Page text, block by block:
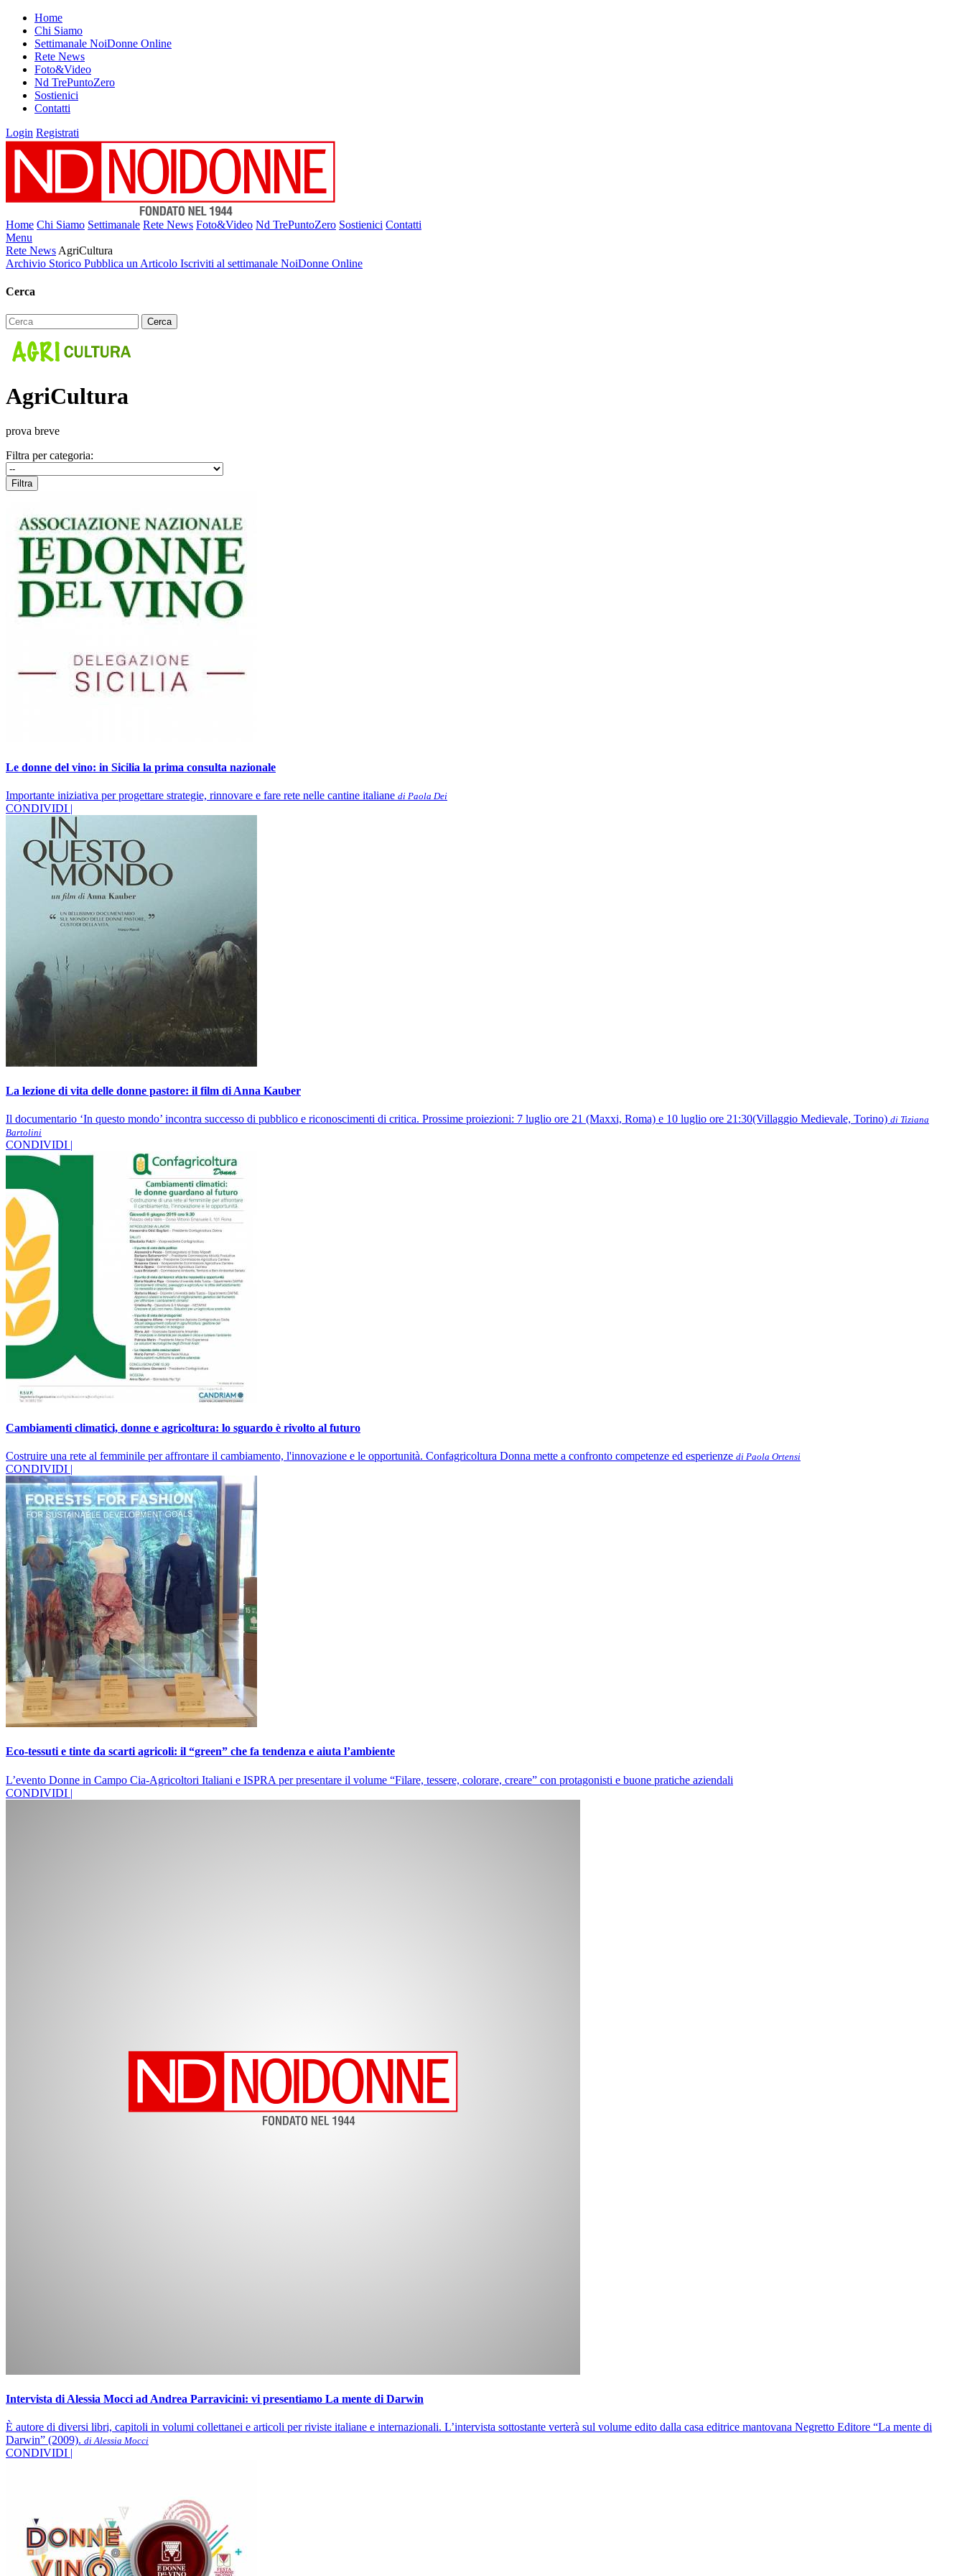
Home
Chi Siamo
Settimanale NoiDonne Online
Rete News
Foto&Video
Nd TrePuntoZero
Sostienici
Contatti
Login Registrati
Home Chi Siamo Settimanale Rete News Foto&Video Nd TrePuntoZero Sostienici Contatti
Menu
Rete News AgriCultura
Archivio Storico Pubblica un Articolo Iscriviti al settimanale NoiDonne Online
Cerca
AgriCultura
prova breve
Filtra per categoria:
Le donne del vino: in Sicilia la prima consulta nazionale
Importante iniziativa per progettare strategie, rinnovare e fare rete nelle cantine italiane di Paola Dei
CONDIVIDI |
La lezione di vita delle donne pastore: il film di Anna Kauber
Il documentario ‘In questo mondo’ incontra successo di pubblico e riconoscimenti di critica. Prossime proiezioni: 7 luglio ore 21 (Maxxi, Roma) e 10 luglio ore 21:30(Villaggio Medievale, Torino) di Tiziana
Bartolini
CONDIVIDI |
Cambiamenti climatici, donne e agricoltura: lo sguardo è rivolto al futuro
Costruire una rete al femminile per affrontare il cambiamento, l'innovazione e le opportunità. Confagricoltura Donna mette a confronto competenze ed esperienze di Paola Ortensi
CONDIVIDI |
Eco-tessuti e tinte da scarti agricoli: il “green” che fa tendenza e aiuta l’ambiente
L’evento Donne in Campo Cia-Agricoltori Italiani e ISPRA per presentare il volume “Filare, tessere, colorare, creare” con protagonisti e buone pratiche aziendali
CONDIVIDI |
Intervista di Alessia Mocci ad Andrea Parravicini: vi presentiamo La mente di Darwin
È autore di diversi libri, capitoli in volumi collettanei e articoli per riviste italiane e internazionali. L’intervista sottostante verterà sul volume edito dalla casa editrice mantovana Negretto Editore “La mente di
Darwin” (2009). di Alessia Mocci
CONDIVIDI |